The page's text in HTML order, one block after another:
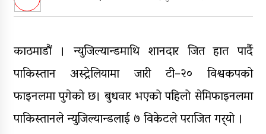
मृत्यु, दुई घाइते
घरमाथिबाट पहिरो खसेपछि १३ घरधुरी
स्थानान्तरण
पाँच लाख घुससहित कर अधिकृत
रंगेहात पक्राऊ
काठमाडौं । न्युजिल्यान्डमाथि शानदार जित हात पार्दै
पाकिस्तान अस्ट्रेलियामा जारी टी–२० विश्वकपको
फाइनलमा पुगेको छ। बुधवार भएको पहिलो सेमिफाइनलमा
पाकिस्तानले न्युजिल्यान्डलाई ७ विकेटले पराजित गर्‍यो ।